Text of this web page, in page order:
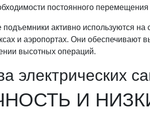
постоянного
активно используются на
и аэропортах. Они
высотных операций.
электрических
И